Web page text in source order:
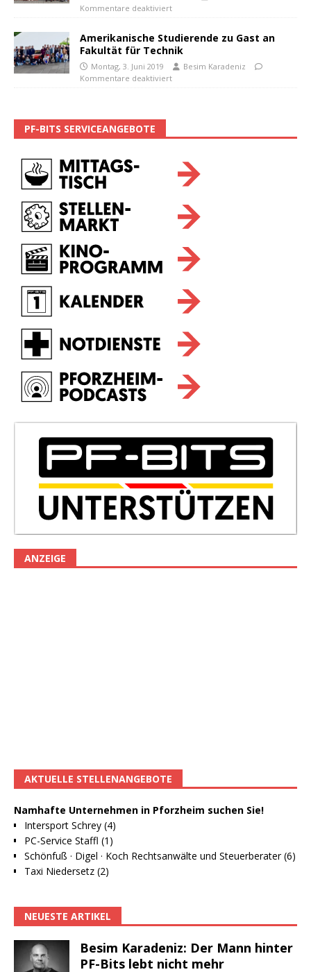
Kommentare deaktiviert
Amerikanische Studierende zu Gast an
Fakultät für Technik
Montag, 3. Juni 2019
Besim Karadeniz
Kommentare deaktiviert
PF-BITS SERVICEANGEBOTE
ANZEIGE
AKTUELLE STELLENANGEBOTE
Namhafte Unternehmen in Pforzheim suchen Sie!
Intersport Schrey (4)
PC-Service Staffl (1)
Schönfuß · Digel · Koch Rechtsanwälte und Steuerberater (6)
Taxi Niedersetz (2)
NEUESTE ARTIKEL
Besim Karadeniz: Der Mann hinter
PF-Bits lebt nicht mehr